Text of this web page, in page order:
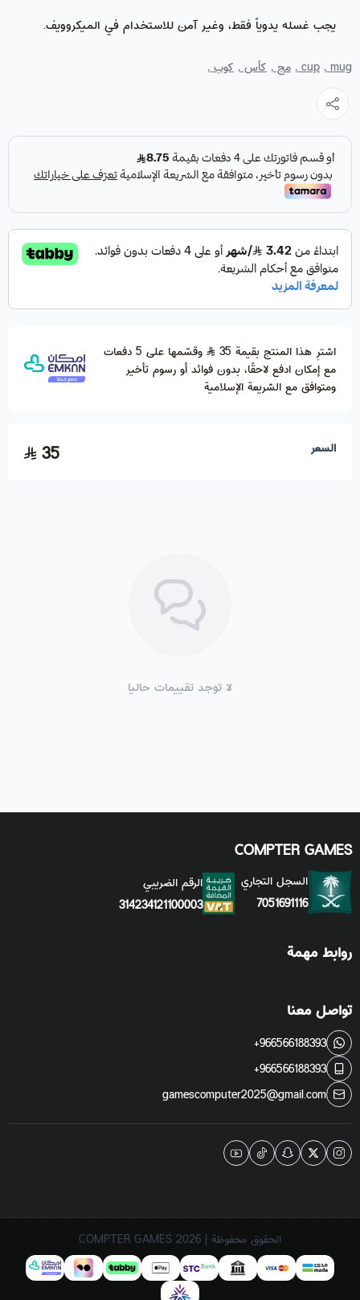
يجب غسله يدوياً فقط، وغير آمن للاستخدام في الميكروويف.
mug ,
cup , مج , كأس , كوب ,
اشترِ هذا المنتج بقيمة 35
وقسّمها على 5 دفعات
مع إمكان ادفع لاحقًا، بدون فوائد أو رسوم تأخير
ومتوافق مع الشريعة الإسلامية
السعر 35
لا توجد تقييمات حاليا
COMPTER GAMES
السجل التجاري
7051691116
الرقم الضريبي
314234121100003
روابط مهمة
تواصل معنا
+966566188393
+966566188393
gamescomputer2025@gmail.com
الحقوق محفوظة | 2026 COMPTER GAMES